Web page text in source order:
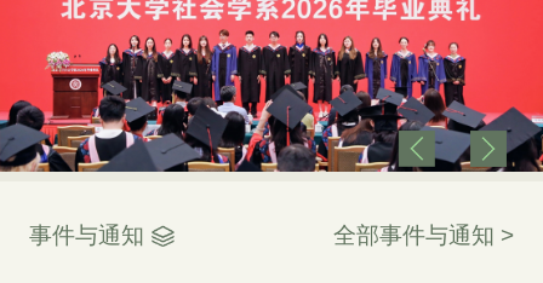
事件与通知 全部事件与通知 >